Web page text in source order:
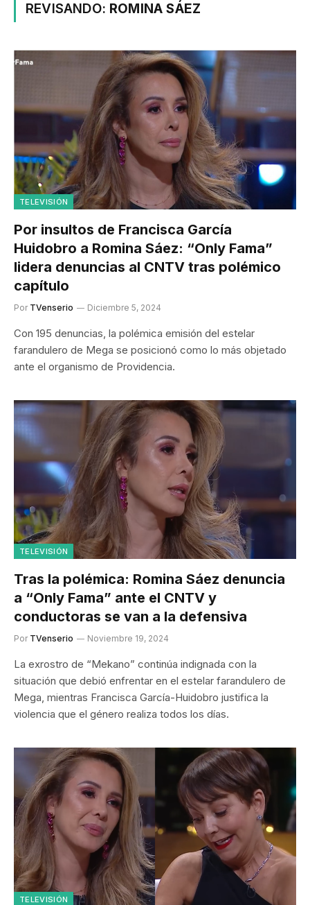
REVISANDO: ROMINA SÁEZ
TELEVISIÓN
Por insultos de Francisca García
Huidobro a Romina Sáez: “Only Fama”
lidera denuncias al CNTV tras polémico
capítulo
Por TVenserio Diciembre 5, 2024
Con 195 denuncias, la polémica emisión del estelar
farandulero de Mega se posicionó como lo más objetado
ante el organismo de Providencia.
TELEVISIÓN
Tras la polémica: Romina Sáez denuncia
a “Only Fama” ante el CNTV y
conductoras se van a la defensiva
Por TVenserio Noviembre 19, 2024
La exrostro de “Mekano” continúa indignada con la
situación que debió enfrentar en el estelar farandulero de
Mega, mientras Francisca García-Huidobro justifica la
violencia que el género realiza todos los días.
TELEVISIÓN